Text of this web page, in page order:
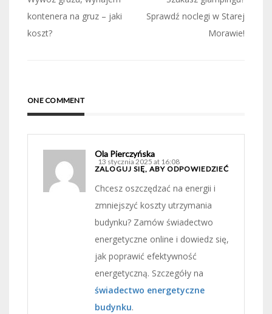
wpisu
kontenera na gruz – jaki
koszt?
Sprawdź noclegi w Starej
Morawie!
ONE COMMENT
Ola Pierczyńska
13 stycznia 2025 at 16:08
ZALOGUJ SIĘ, ABY ODPOWIEDZIEĆ
Chcesz oszczędzać na energii i
zmniejszyć koszty utrzymania
budynku? Zamów świadectwo
energetyczne online i dowiedz się,
jak poprawić efektywność
energetyczną. Szczegóły na
świadectwo energetyczne
budynku.